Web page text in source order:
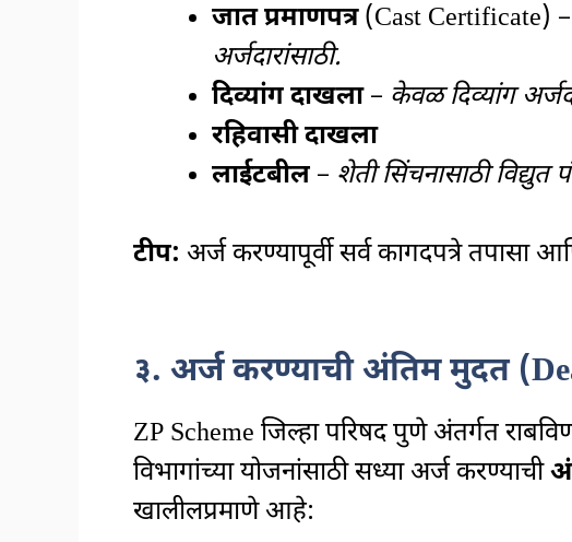
जात प्रमाणपत्र(Cast Certificate) –
अर्जदारांसाठी.
दिव्यांग दाखला– केवळ दिव्यांग
रहिवासी दाखला
लाईटबील – शेती सिंचनासाठी विद्युत
टीप: अर्ज करण्यापूर्वी सर्व कागदपत्रे तपासा
३. अर्ज करण्याची अंतिम मुदत
ZP Scheme जिल्हा परिषद पुणे अंतर्गत
विभागांच्या योजनांसाठी सध्या अर्ज करण्याची
खालीलप्रमाणे आहे: